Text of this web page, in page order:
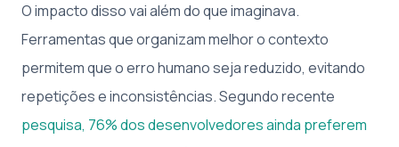
O impacto disso vai além do que imaginava.
Ferramentas que organizam melhor o contexto
permitem que o erro humano seja reduzido, evitando
repetições e inconsistências. Segundo recente
pesquisa, 76% dos desenvolvedores ainda preferem